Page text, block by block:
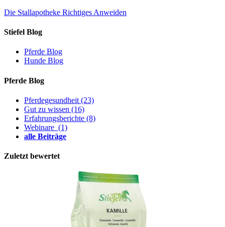
Die Stallapotheke Richtiges Anweiden
Stiefel Blog
Pferde Blog
Hunde Blog
Pferde Blog
Pferdegesundheit (23)
Gut zu wissen (16)
Erfahrungsberichte (8)
Webinare (1)
alle Beiträge
Zuletzt bewertet